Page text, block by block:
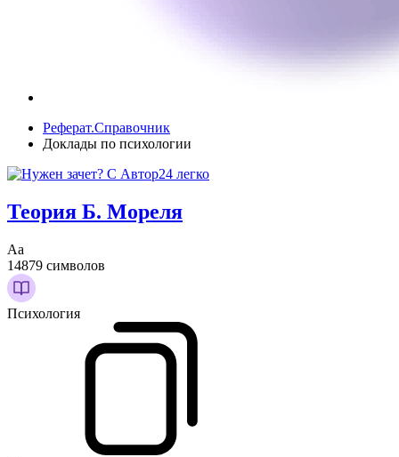
Реферат.Справочник
Доклады по психологии
Теория Б. Мореля
Аа
14879 символов
Психология